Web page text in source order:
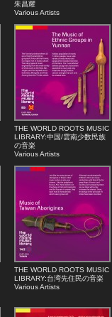
朱昌耀
Various Artists
THE WORLD ROOTS MUSIC
LIBRARY:中国/雲南少数民族
の音楽
Various Artists
THE WORLD ROOTS MUSIC
LIBRARY:台湾先住民の音楽
Various Artists